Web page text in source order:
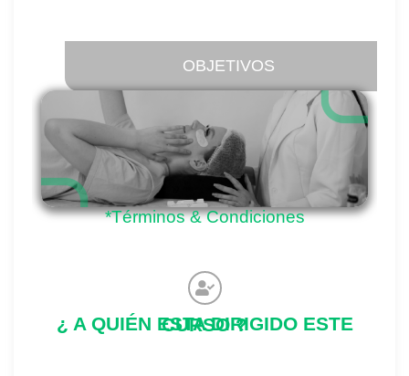
OBJETIVOS
*Términos & Condiciones
¿ A QUIÉN ESTA DIRIGIDO ESTE CURSO ?